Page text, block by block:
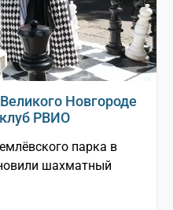
Новгороде
РВИО
парка в
шахматный